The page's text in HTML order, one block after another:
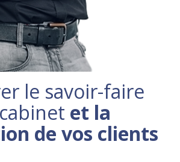
le savoir-faire
et la
de vos clients